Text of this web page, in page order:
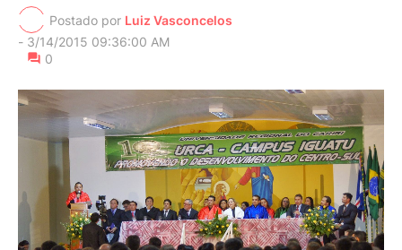
Postado por Luiz Vasconcelos
- 3/14/2015 09:36:00 AM
0